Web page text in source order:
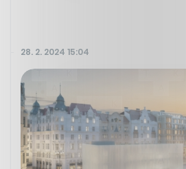
28. 2. 2024 15:04